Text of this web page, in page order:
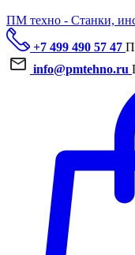
ПМ техно - Станки,
+7 499 490 57 47
info@pmtehno.ru